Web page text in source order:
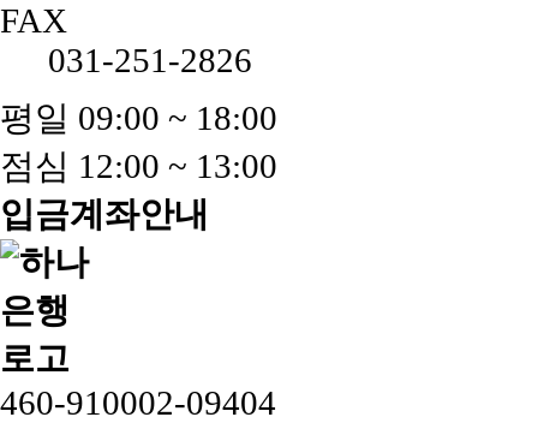
FAX
031-251-2826
평일 09:00 ~ 18:00
점심 12:00 ~ 13:00
입금계좌안내
460-910002-09404